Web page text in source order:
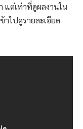
แต่เท่าที่ดูผลงานใน
าไปดูรายละเอียด